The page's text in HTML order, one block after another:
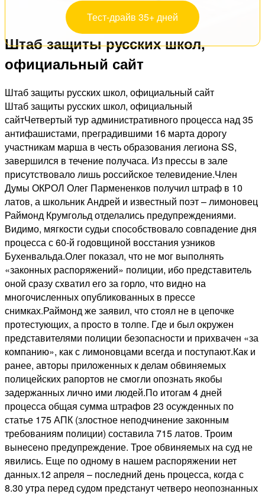
Тест-драйв 35+ дней
Штаб защиты русских школ,
официальный сайт
Штаб защиты русских школ, официальный сайт
Штаб защиты русских школ, официальный
сайтЧетвертый тур административного процесса над 35
антифашистами, преградившими 16 марта дорогу
участникам марша в честь образования легиона SS,
завершился в течение получаса. Из прессы в зале
присутствовало лишь российское телевидение.Член
Думы ОКРОЛ Олег Пармененков получил штраф в 10
латов, а школьник Андрей и известный поэт – лимоновец
Раймонд Крумгольд отделались предупреждениями.
Видимо, мягкости судьи способствовало совпадение дня
процесса с 60-й годовщиной восстания узников
Бухенвальда.Олег показал, что не мог выполнять
«законных распоряжений» полиции, ибо представитель
оной сразу схватил его за горло, что видно на
многочисленных опубликованных в прессе
снимках.Раймонд же заявил, что стоял не в цепочке
протестующих, а просто в толпе. Где и был окружен
представителями полиции безопасности и прихвачен «за
компанию», как с лимоновцами всегда и поступают.Как и
ранее, авторы приложенных к делам обвиняемых
полицейских рапортов не смогли опознать якобы
задержанных лично ими людей.По итогам 4 дней
процесса общая сумма штрафов 23 осужденных по
статье 175 АПК (злостное неподчинение законным
требованиям полиции) составила 715 латов. Троим
вынесено предупреждение. Трое обвиняемых на суд не
явились. Еще по одному в нашем распоряжении нет
данных.12 апреля – последний день процесса, когда с
8.30 утра перед судом предстанут четверо неопознанных